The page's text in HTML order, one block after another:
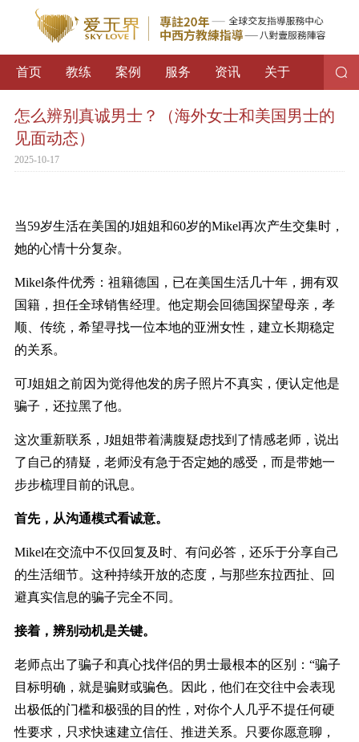
首页 教练 案例 服务 资讯 关于
怎么辨别真诚男士？（海外女士和美国男士的
见面动态）
2025-10-17
当59岁生活在美国的J姐姐和60岁的Mikel再次产生交集时，
她的心情十分复杂。
Mikel条件优秀：祖籍德国，已在美国生活几十年，拥有双
国籍，担任全球销售经理。他定期会回德国探望母亲，孝
顺、传统，希望寻找一位本地的亚洲女性，建立长期稳定
的关系。
可J姐姐之前因为觉得他发的房子照片不真实，便认定他是
骗子，还拉黑了他。
这次重新联系， J姐姐带着满腹疑虑找到了情感老师，说出
了自己的猜疑， 老师没有急于否定她的感受，而是带她一
步步梳理目前的讯息。
首先，从沟通模式看诚意。
Mikel在交流中不仅回复及时、有问必答，还乐于分享自己
的生活细节。这种持续开放的态度，与那些东拉西扯、回
避真实信息的骗子完全不同。
接着，辨别动机是关键。
老师点出了骗子和真心找伴侣的男士最根本的区别： “骗子
目标明确，就是骗财或骗色。因此，他们在交往中会表现
出极低的门槛和极强的目的性，对你个人几乎不提任何硬
性要求，只求快速建立信任、推进关系。只要你愿意聊，